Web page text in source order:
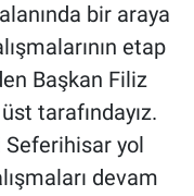
bir araya
etap
Başkan Filiz
tarafındayız.
Seferihisar yol
devam